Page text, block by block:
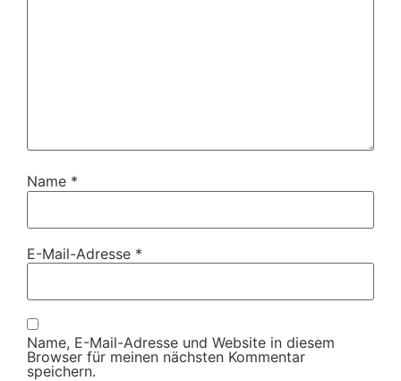
Name *
E-Mail-Adresse *
Name, E-Mail-Adresse und Website in diesem
Browser für meinen nächsten Kommentar
speichern.